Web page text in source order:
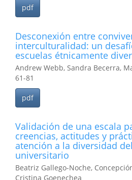
pdf
Desconexión entre
interculturalidad: un
escuelas étnicamente
Andrew Webb, Sandra Becerra,
61-81
pdf
Validación de una escala
creencias, actitudes y
atención a la diversidad
universitario
Beatriz Gallego-Noche,
Cristina Goenechea